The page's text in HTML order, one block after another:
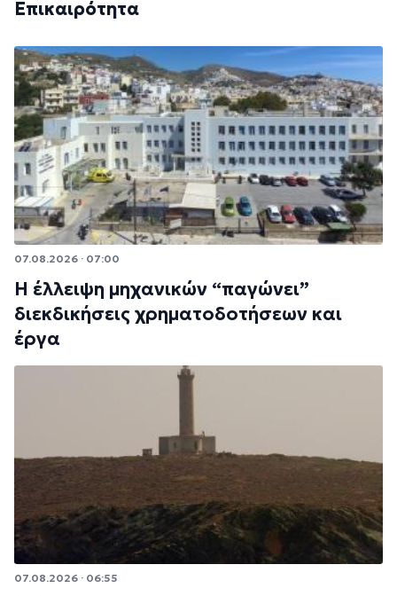
Επικαιρότητα
07.08.2026 · 07:00
Η έλλειψη μηχανικών “παγώνει”
διεκδικήσεις χρηματοδοτήσεων και
έργα
07.08.2026 · 06:55